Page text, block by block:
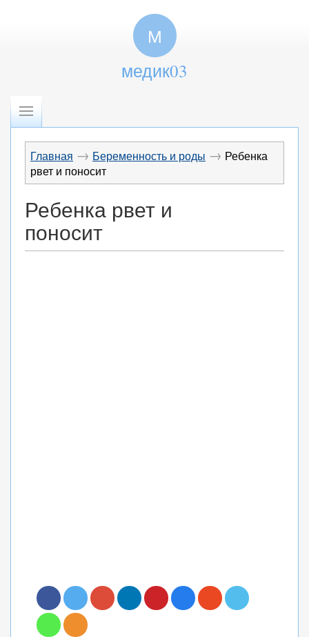
М
медик03
Главная → Беременность и роды → Ребенка
рвет и поносит
Ребенка рвет и
поносит